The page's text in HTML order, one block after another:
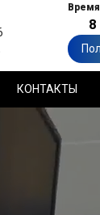
8
КОНТАКТЫ